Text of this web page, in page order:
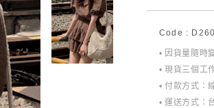
Code :
• 因貨量隨時
• 現貨三個工
• 付款方式：
• 運送方式：